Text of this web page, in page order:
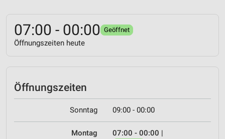
07:00 - 00:00 Geöffnet
Öffnungszeiten heute
Öffnungszeiten
Sonntag 09:00 - 00:00
Montag 07:00 - 00:00 |